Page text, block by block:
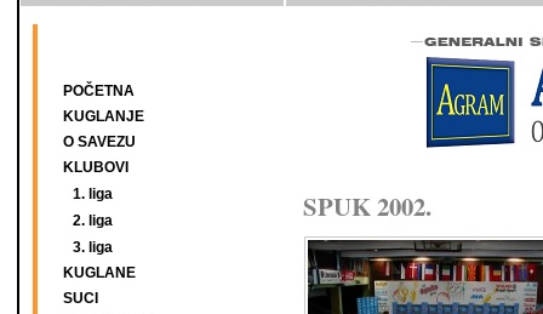
POČETNA
KUGLANJE
O SAVEZU
KLUBOVI
1. liga
2. liga
3. liga
KUGLANE
SUCI
SPUK 2002.